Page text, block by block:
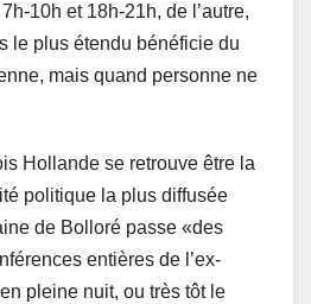
10h et 18h-21h, de l’autre,
le plus étendu bénéficie du
mais quand personne ne
Hollande se retrouve être la
politique la plus diffusée
de Bolloré passe «des
entières de l’ex-
pleine nuit, ou très tôt le